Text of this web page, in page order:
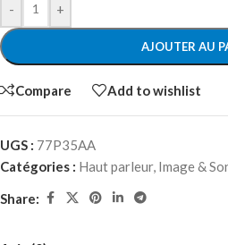
- +
AJOUTER AU
Compare Add to wishlist
UGS : 77P35AA
Catégories : Haut parleur, Image &
Share: